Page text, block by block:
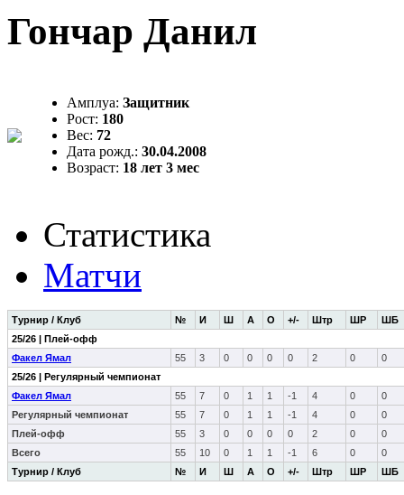
Гончар Данил
Амплуа: Защитник
Рост: 180
Вес: 72
Дата рожд.: 30.04.2008
Возраст: 18 лет 3 мес
Статистика
Матчи
Турнир / Клуб № И Ш А О +/- Штр ШР ШБ
Турнир / Клуб № И Ш А О +/- Штр ШР ШБ
25/26 | Плей-офф
Факел Ямал
55 3 0 0 0 0 2 0
0
25/26 | Регулярный чемпионат
Факел Ямал
55 7 0 1 1 -1 4 0
0
Регулярный чемпионат
55 7 0 1 1 -1 4 0
0
Плей-офф
55 3 0 0 0 0 2 0
0
Всего
55 10 0 1 1 -1 6 0 0